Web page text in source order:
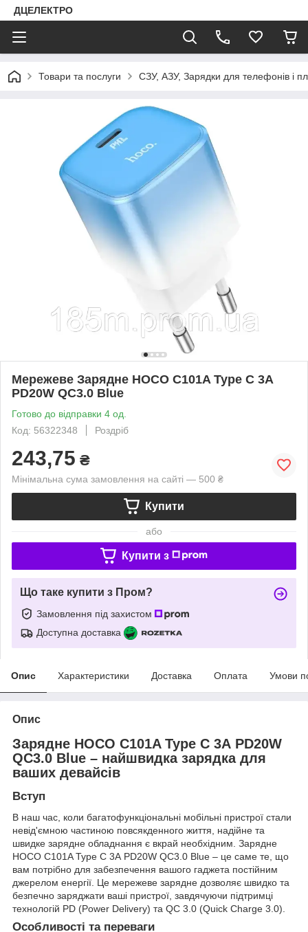
ДЦЕЛЕКТРО
Товари та послуги СЗУ, АЗУ, Зарядки для телефонів і
Мережеве Зарядне HOCO C101A Type C 3А
PD20W QC3.0 Blue
Готово до відправки 4 од.
Код: 56322348
Роздріб
243,75 ₴
Мінімальна сума замовлення на сайті — 500 ₴
Купити
або
Купити з
Що таке купити з Пром?
Замовлення під захистом
Доступна доставка
Опис Характеристики Доставка Оплата Умови
Опис
Зарядне HOCO C101A Type C 3А PD20W
QC3.0 Blue – найшвидка зарядка для
ваших девайсів
Вступ
В наш час, коли багатофункціональні мобільні пристрої стали
невід'ємною частиною повсякденного життя, надійне та
швидке зарядне обладнання є вкрай необхідним. Зарядне
HOCO C101A Type C 3А PD20W QC3.0 Blue – це саме те, що
вам потрібно для забезпечення вашого гаджета постійним
джерелом енергії. Це мережеве зарядне дозволяє швидко та
безпечно заряджати ваші пристрої, завдячуючи підтримці
технологій PD (Power Delivery) та QC 3.0 (Quick Charge 3.0).
Особливості та переваги